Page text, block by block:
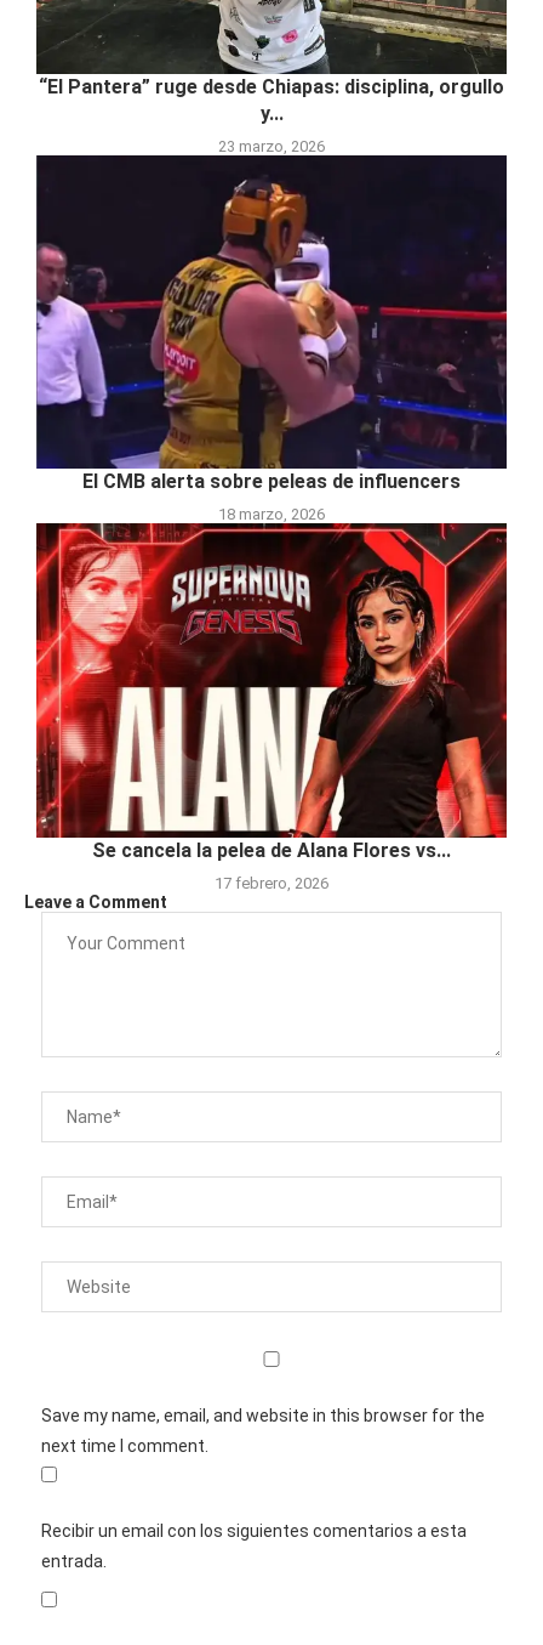
“El Pantera” ruge desde Chiapas: disciplina, orgullo
y...
23 marzo, 2026
El CMB alerta sobre peleas de influencers
18 marzo, 2026
Se cancela la pelea de Alana Flores vs...
17 febrero, 2026
Leave a Comment
Save my name, email, and website in this browser for the
next time I comment.
Recibir un email con los siguientes comentarios a esta
entrada.